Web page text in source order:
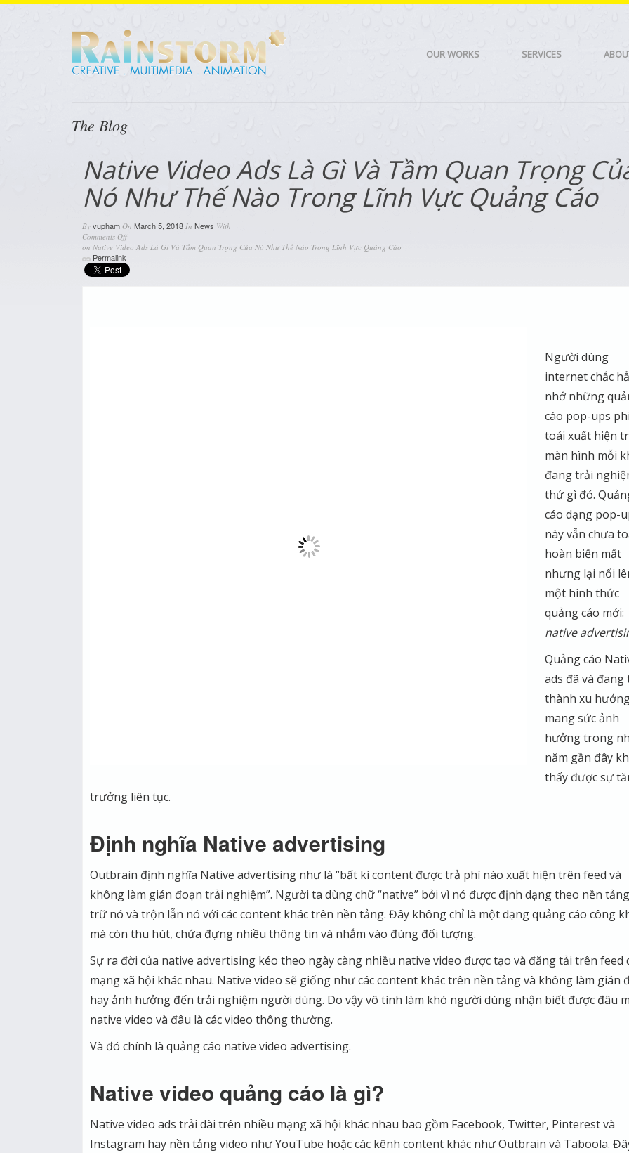
OUR WORKS SERVICES
The Blog
Native Video Ads Là Gì Và Tầm Quan Trọng
Nó Như Thế Nào Trong Lĩnh Vực Quảng Cáo
By vupham On March 5, 2018 In News With
Comments Off
on Native Video Ads Là Gì Và Tầm Quan Trọng Của Nó Như Thế Nào Trong Lĩnh Vực Quảng Cáo
Permalink
Người dùng
internet chắc
nhớ những
cáo pop-ups
toái xuất hiện
màn hình mỗi
đang trải
thứ gì đó.
cáo dạng pop-
này vẫn chưa
hoàn biến mất
nhưng lại nổi
một hình thức
quảng cáo mới:
native
Quảng cáo
ads đã và đang
thành xu
mang sức ảnh
hưởng trong
năm gần đây
thấy được sự
trưởng liên tục.
Định nghĩa Native advertising
Outbrain định nghĩa Native advertising như là “bất kì content được trả phí nào xuất hiện trên feed và
không làm gián đoạn trải nghiệm”. Người ta dùng chữ “native” bởi vì nó được định dạng theo nền
trữ nó và trộn lẫn nó với các content khác trên nền tảng. Đây không chỉ là một dạng quảng cáo công
mà còn thu hút, chứa đựng nhiều thông tin và nhắm vào đúng đối tượng.
Sự ra đời của native advertising kéo theo ngày càng nhiều native video được tạo và đăng tải trên feed
mạng xã hội khác nhau. Native video sẽ giống như các content khác trên nền tảng và không làm gián
hay ảnh hưởng đến trải nghiệm người dùng. Do vậy vô tình làm khó người dùng nhận biết được đâu
native video và đâu là các video thông thường.
Và đó chính là quảng cáo native video advertising.
Native video quảng cáo là gì?
Native video ads trải dài trên nhiều mạng xã hội khác nhau bao gồm Facebook, Twitter, Pinterest và
Instagram hay nền tảng video như YouTube hoặc các kênh content khác như Outbrain và Taboola.